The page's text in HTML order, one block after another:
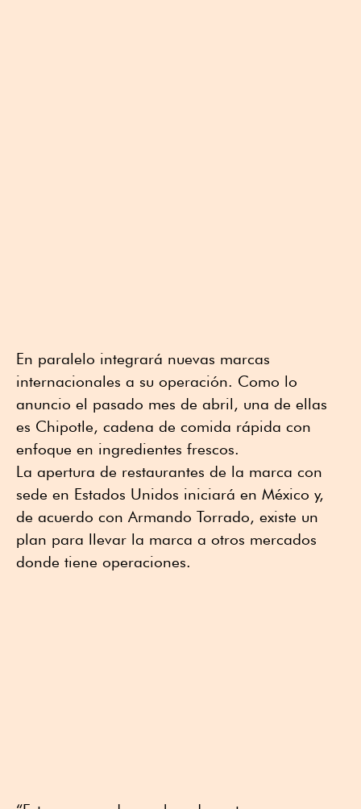
En paralelo integrará nuevas marcas
internacionales a su operación. Como lo
anuncio el pasado mes de abril, una de ellas
es Chipotle, cadena de comida rápida con
enfoque en ingredientes frescos.
La apertura de restaurantes de la marca con
sede en Estados Unidos iniciará en México y,
de acuerdo con Armando Torrado, existe un
plan para llevar la marca a otros mercados
donde tiene operaciones.